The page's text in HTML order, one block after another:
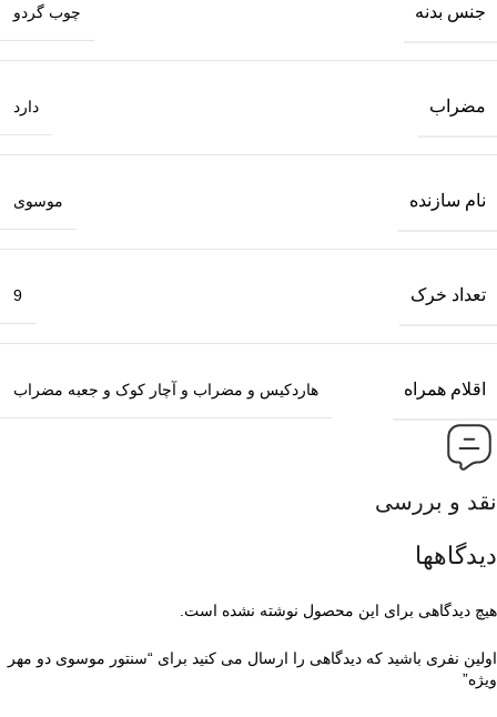
جنس بدنه چوب گردو
مضراب دارد
نام سازنده موسوی
تعداد خرک 9
اقلام همراه هاردکیس و مضراب و آچار کوک و جعبه مضراب
نقد و بررسی
دیدگاهها
هیچ دیدگاهی برای این محصول نوشته نشده است.
اولین نفری باشید که دیدگاهی را ارسال می کنید برای “سنتور موسوی دو مهر
ویژه”